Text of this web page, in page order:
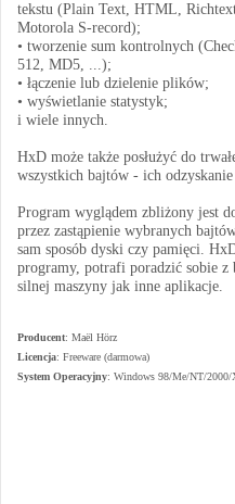
tekstu (Plain Text, HTML,
Motorola S-record);
• tworzenie sum kontrolnych
512, MD5, ...);
• łączenie lub dzielenie plików;
• wyświetlanie statystyk;
i wiele innych.
HxD może także posłużyć do
wszystkich bajtów - ich
Program wyglądem zbliżony jest
przez zastąpienie wybranych
sam sposób dyski czy pamięci.
programy, potrafi poradzić sobie
silnej maszyny jak inne aplikacje.
Producent: Maël Hörz
Licencja: Freeware (darmowa)
System Operacyjny: Windows 98/Me/NT/2000/